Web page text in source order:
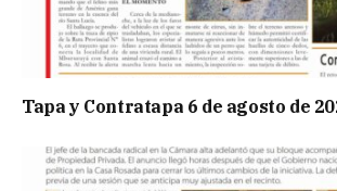
Tapa y Contratapa 6 de agosto de